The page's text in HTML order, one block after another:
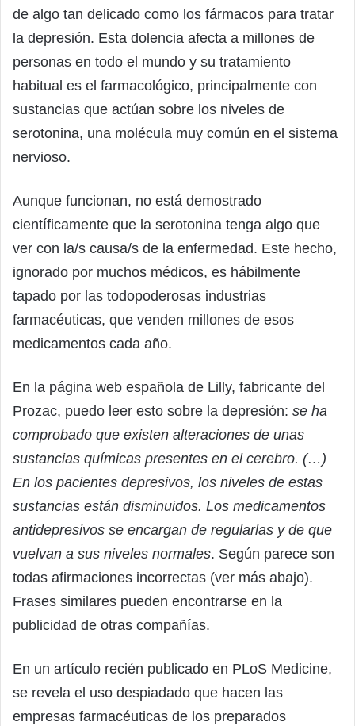
de algo tan delicado como los fármacos para tratar
la depresión. Esta dolencia afecta a millones de
personas en todo el mundo y su tratamiento
habitual es el farmacológico, principalmente con
sustancias que actúan sobre los niveles de
serotonina, una molécula muy común en el sistema
nervioso.
Aunque funcionan, no está demostrado
científicamente que la serotonina tenga algo que
ver con la/s causa/s de la enfermedad. Este hecho,
ignorado por muchos médicos, es hábilmente
tapado por las todopoderosas industrias
farmacéuticas, que venden millones de esos
medicamentos cada año.
En la página web española de Lilly, fabricante del
Prozac, puedo leer esto sobre la depresión: se ha
comprobado que existen alteraciones de unas
sustancias químicas presentes en el cerebro. (…)
En los pacientes depresivos, los niveles de estas
sustancias están disminuidos. Los medicamentos
antidepresivos se encargan de regularlas y de que
vuelvan a sus niveles normales. Según parece son
todas afirmaciones incorrectas (ver más abajo).
Frases similares pueden encontrarse en la
publicidad de otras compañías.
En un artículo recién publicado en PLoS Medicine,
se revela el uso despiadado que hacen las
empresas farmacéuticas de los preparados